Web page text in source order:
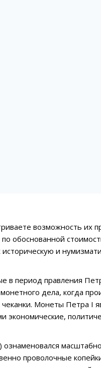
возможность их
обоснованной
и
в период правления
дела, когда
Монеты Петра I
ознаменовался
проволочные